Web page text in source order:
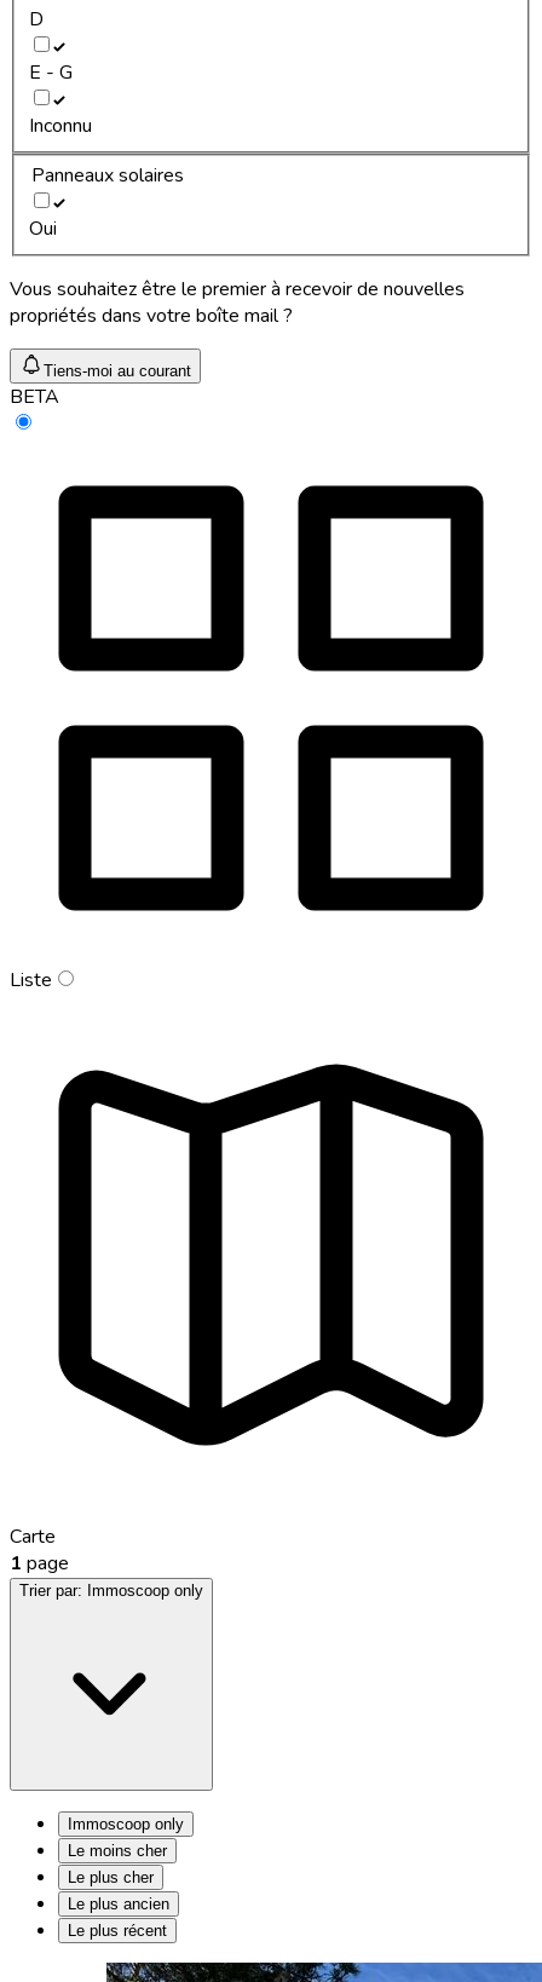
D
E - G
Inconnu
Panneaux solaires
Oui
Vous souhaitez être le premier à recevoir de nouvelles
propriétés dans votre boîte mail ?
Tiens-moi au courant
BETA
Liste
Carte
1 page
Trier par: Immoscoop only
Immoscoop only
Le moins cher
Le plus cher
Le plus ancien
Le plus récent